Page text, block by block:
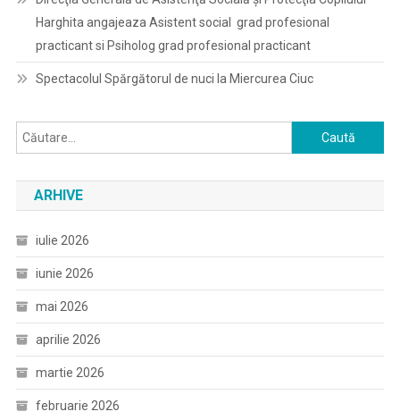
Harghita angajeaza Asistent social grad profesional
practicant si Psiholog grad profesional practicant
Spectacolul Spărgătorul de nuci la Miercurea Ciuc
Caută
după:
ARHIVE
iulie 2026
iunie 2026
mai 2026
aprilie 2026
martie 2026
februarie 2026